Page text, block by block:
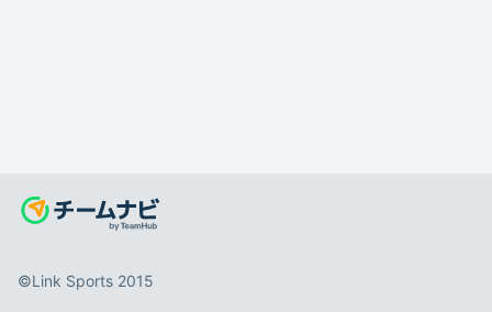
©️Link Sports 2015